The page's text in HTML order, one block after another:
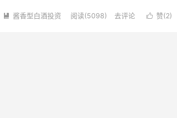
 赞(2)
 酱香型白酒投资 阅读(5098) 去评论